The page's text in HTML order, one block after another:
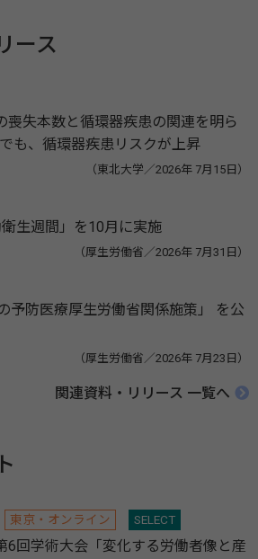
ース
喪失本数と循環器疾患の関連を明ら
、循環器疾患リスクが上昇
（東北大学／2026年 7月15日）
生週間」を10月に実施
（厚生労働省／2026年 7月31日）
の予防医療厚生労働省関係施策」 を公
（厚生労働省／2026年 7月23日）
関連資料・リリース 一覧へ
東京・オンライン SELECT
6回学術大会「変化する労働者像と産